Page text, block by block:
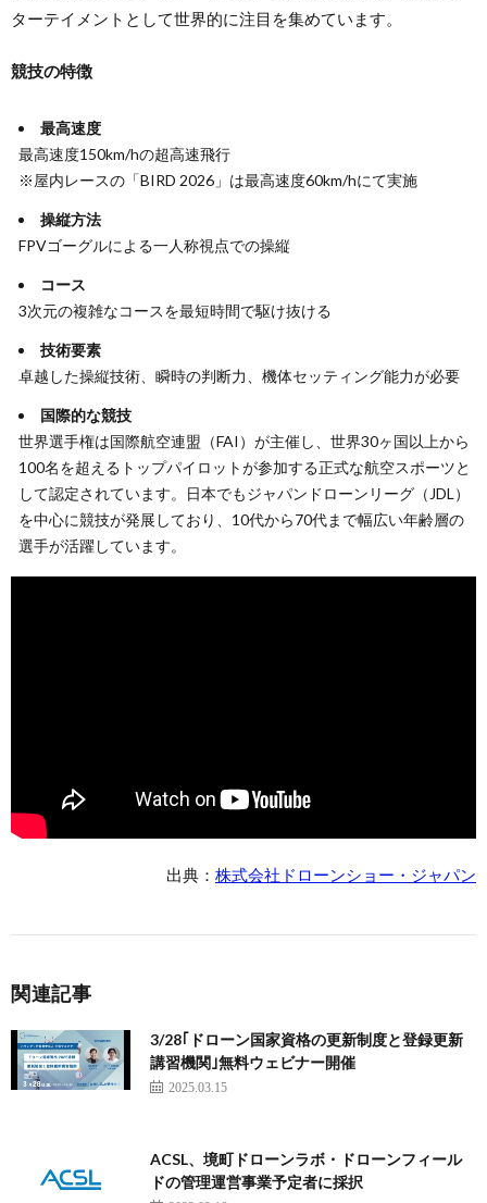
ターテイメントとして世界的に注目を集めています。
競技の特徴
最高速度
最高速度150km/hの超高速飛行
※屋内レースの「BIRD 2026」は最高速度60km/hにて実施
操縦方法
FPVゴーグルによる一人称視点での操縦
コース
3次元の複雑なコースを最短時間で駆け抜ける
技術要素
卓越した操縦技術、瞬時の判断力、機体セッティング能力が必要
国際的な競技
世界選手権は国際航空連盟（FAI）が主催し、世界30ヶ国以上から
100名を超えるトップパイロットが参加する正式な航空スポーツと
して認定されています。日本でもジャパンドローンリーグ（JDL）
を中心に競技が発展しており、10代から70代まで幅広い年齢層の
選手が活躍しています。
出典： 株式会社ドローンショー・ジャパン
関連記事
3/28｢ドローン国家資格の更新制度と登録更新
講習機関｣無料ウェビナー開催
2025.03.15
ACSL、境町ドローンラボ・ドローンフィール
ドの管理運営事業予定者に採択